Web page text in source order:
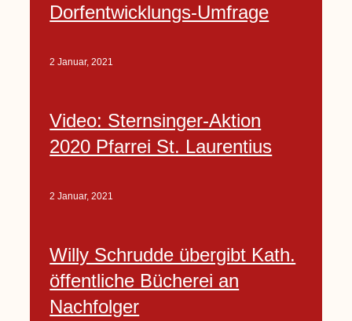
Dorfentwicklungs-Umfrage
2 Januar, 2021
Video: Sternsinger-Aktion
2020 Pfarrei St. Laurentius
2 Januar, 2021
Willy Schrudde übergibt Kath.
öffentliche Bücherei an
Nachfolger